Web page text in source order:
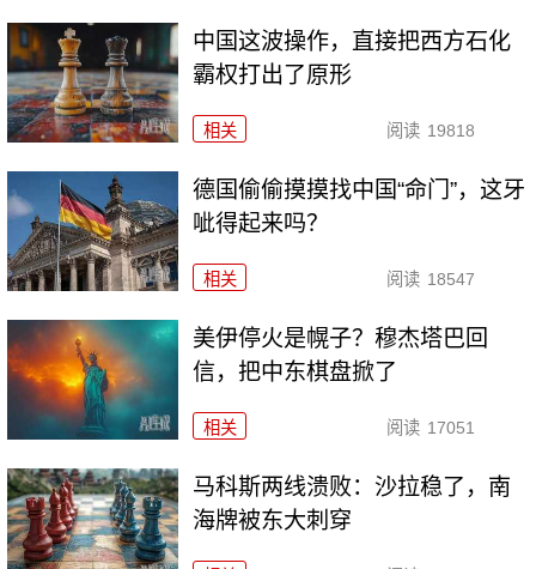
中国这波操作，直接把西方石化
霸权打出了原形
相关 阅读 19818
德国偷偷摸摸找中国“命门”，这牙
呲得起来吗？
相关 阅读 18547
美伊停火是幌子？穆杰塔巴回
信，把中东棋盘掀了
相关 阅读 17051
马科斯两线溃败：沙拉稳了，南
海牌被东大刺穿